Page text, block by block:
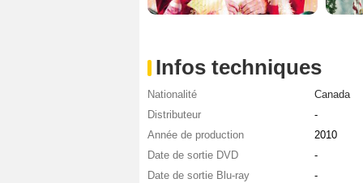
Infos techniques
Nationalité
Canada
Distributeur
-
Année de production
2010
Date de sortie DVD
-
Date de sortie Blu-ray
-